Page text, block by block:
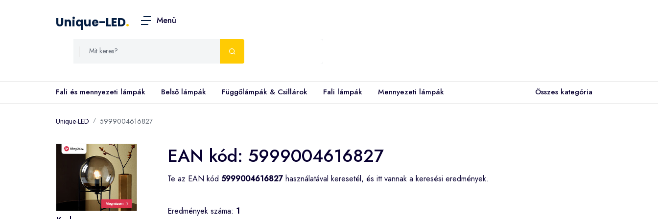
Unique-LED. Menü
Fali és mennyezeti lámpák Belső lámpák Függőlámpák & Csillárok Fali lámpák Mennyezeti lámpák Összes kategória
Unique-LED 5999004616827
EAN kód: 5999004616827
Te az EAN kód 5999004616827 használatával keresetél, és itt vannak a keresési eredmények.
Eredmények száma: 1